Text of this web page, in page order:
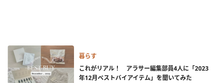
暮らす
これがリアル！ アラサー編集部員4人に「2023
年12月ベストバイアイテム」を聞いてみた